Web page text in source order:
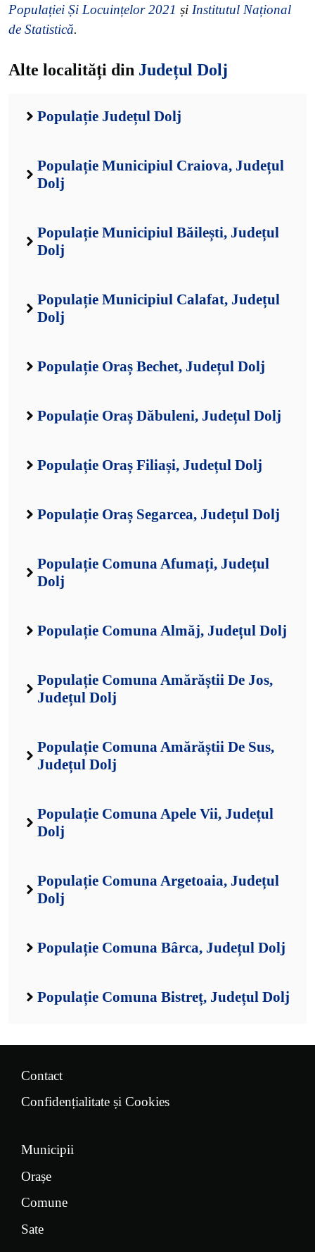
Populației Și Locuințelor 2021 și Institutul Național
de Statistică.
Alte localități din Județul Dolj
Populație Județul Dolj
Populație Municipiul Craiova, Județul
Dolj
Populație Municipiul Băilești, Județul
Dolj
Populație Municipiul Calafat, Județul
Dolj
Populație Oraș Bechet, Județul Dolj
Populație Oraș Dăbuleni, Județul Dolj
Populație Oraș Filiași, Județul Dolj
Populație Oraș Segarcea, Județul Dolj
Populație Comuna Afumați, Județul
Dolj
Populație Comuna Almăj, Județul Dolj
Populație Comuna Amărăștii De Jos,
Județul Dolj
Populație Comuna Amărăștii De Sus,
Județul Dolj
Populație Comuna Apele Vii, Județul
Dolj
Populație Comuna Argetoaia, Județul
Dolj
Populație Comuna Bârca, Județul Dolj
Populație Comuna Bistreț, Județul Dolj
Contact
Confidențialitate și Cookies
Municipii
Orașe
Comune
Sate